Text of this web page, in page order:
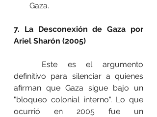
Gaza.
7. La Desconexión de Gaza por
Ariel Sharón (2005)
definitivo para silenciar a quienes
afirman que Gaza sigue bajo un
"bloqueo colonial interno". Lo que
ocurrió en 2005 fue un